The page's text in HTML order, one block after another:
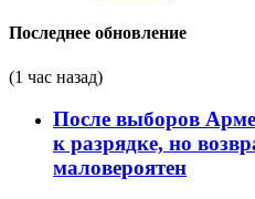
Последнее обновление
(1 час назад)
После выборов
к разрядке, но
маловероятен